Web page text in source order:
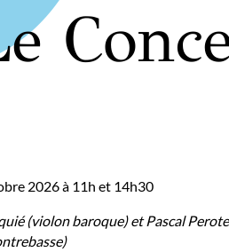
2026 à 11h et 14h30
(violon baroque) et Pascal